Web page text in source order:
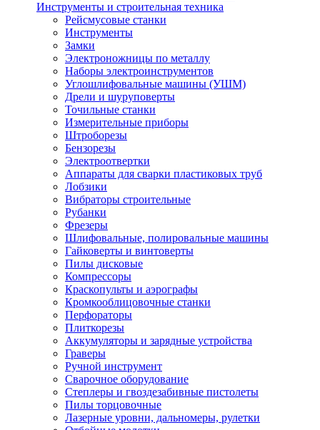
Инструменты и строительная техника
Рейсмусовые станки
Инструменты
Замки
Электроножницы по металлу
Наборы электроинструментов
Углошлифовальные машины (УШМ)
Дрели и шуруповерты
Точильные станки
Измерительные приборы
Штроборезы
Бензорезы
Электроотвертки
Аппараты для сварки пластиковых труб
Лобзики
Вибраторы строительные
Рубанки
Фрезеры
Шлифовальные, полировальные машины
Гайковерты и винтоверты
Пилы дисковые
Компрессоры
Краскопульты и аэрографы
Кромкооблицовочные станки
Перфораторы
Плиткорезы
Аккумуляторы и зарядные устройства
Граверы
Ручной инструмент
Сварочное оборудование
Степлеры и гвоздезабивные пистолеты
Пилы торцовочные
Лазерные уровни, дальномеры, рулетки